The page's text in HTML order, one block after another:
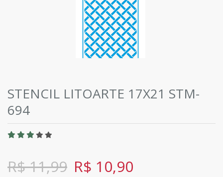
STENCIL LITOARTE 17X21 STM-
694
R$ 11,99 R$ 10,90